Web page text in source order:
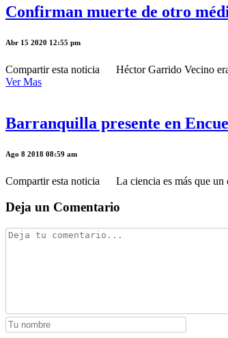
Confirman muerte de otro
Abr 15 2020 12:55 pm
Compartir esta noticia Héctor Garrido Vecino era
Ver Mas
Barranquilla presente en
Ago 8 2018 08:59 am
Compartir esta noticia La ciencia es más que un
Deja un Comentario